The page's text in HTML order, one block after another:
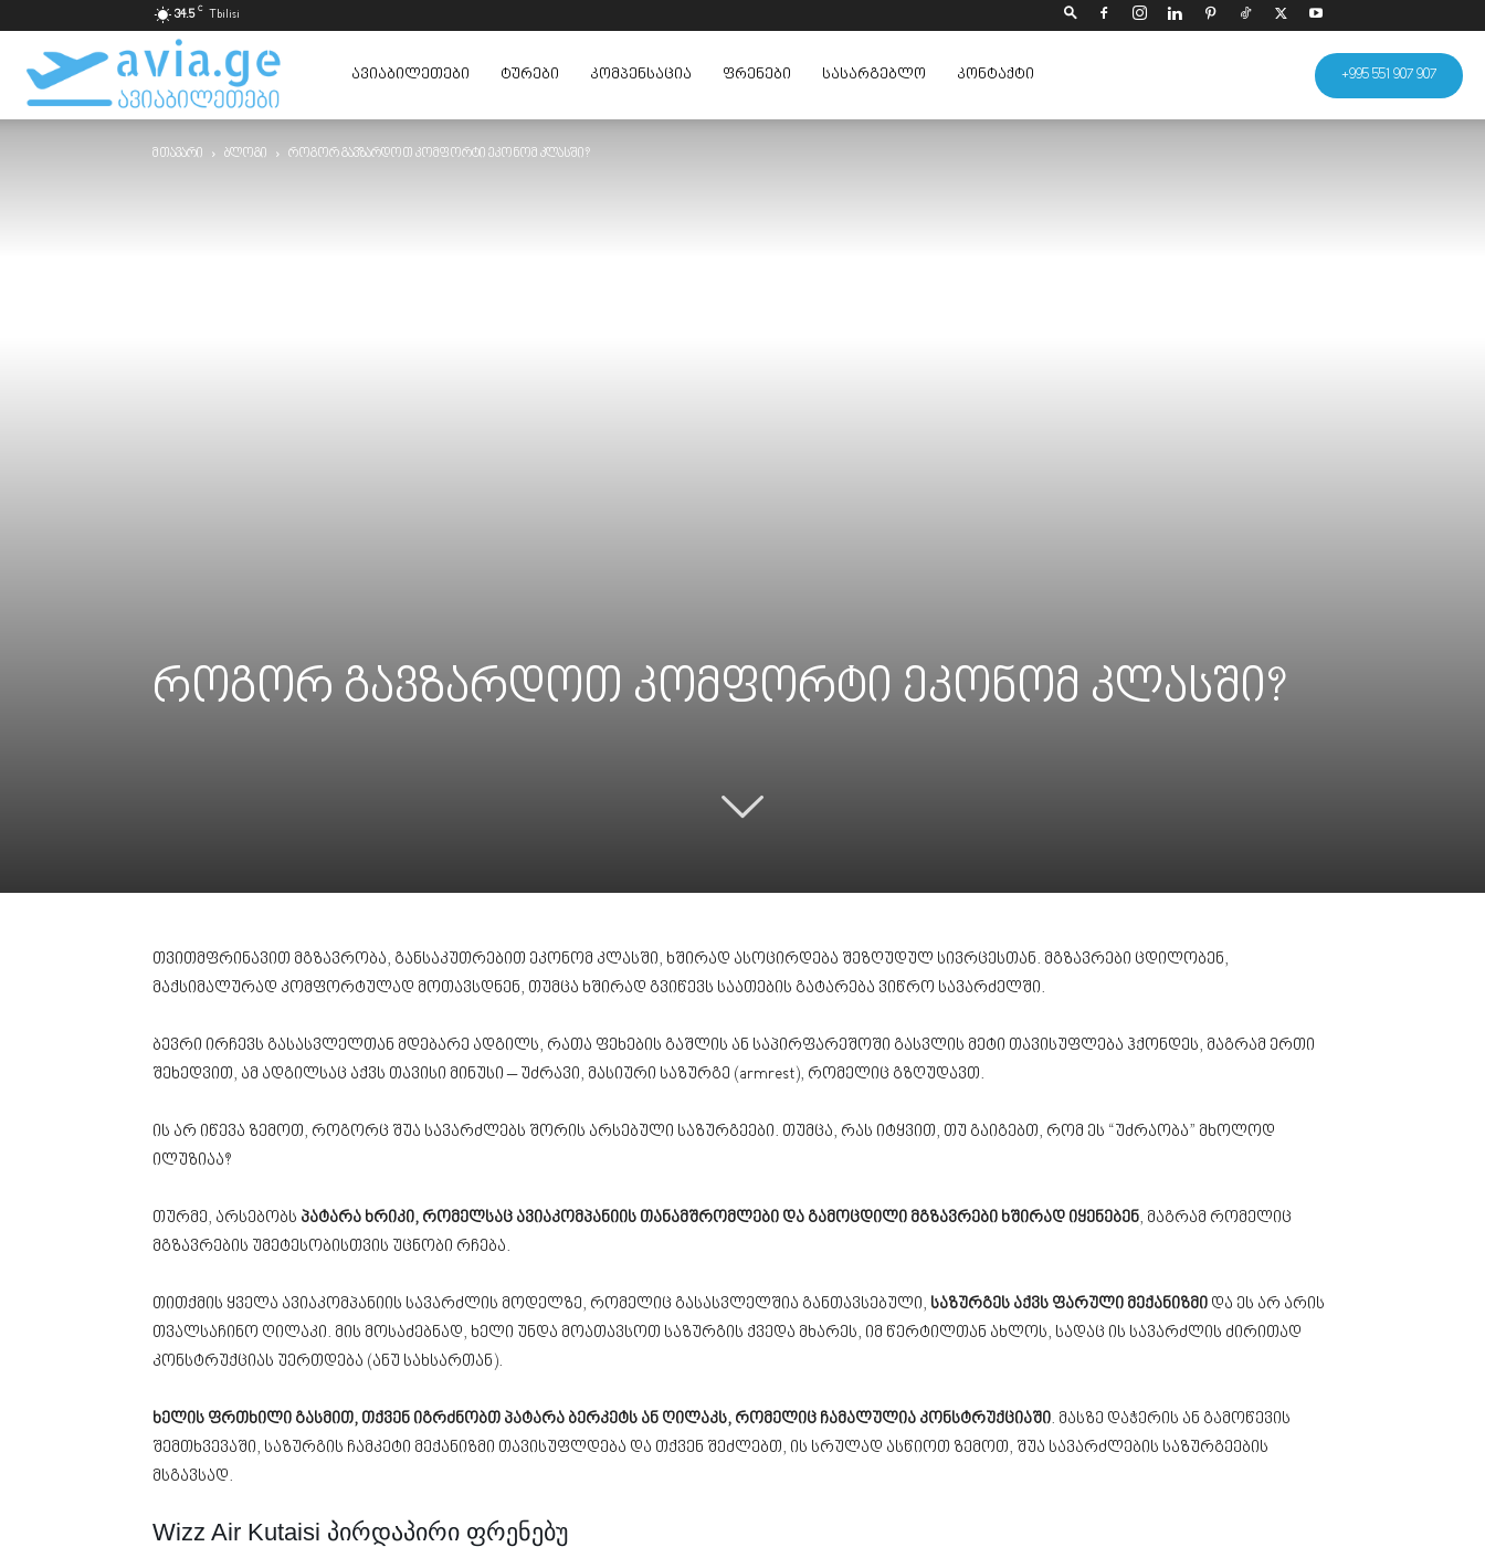
34.5 C Tbilisi
+995 551 907 907
ავიაბილეთები
ყველაზე
ᲐᲕᲘᲐᲑᲘᲚᲔᲗᲔᲑᲘ ᲢᲣᲠᲔᲑᲘ ᲙᲝᲛᲞᲔᲜᲡᲐᲪᲘᲐ ᲤᲠᲔᲜᲔᲑᲘ ᲡᲐᲡᲐᲠᲒᲔᲑᲚᲝ ᲙᲝᲜᲢᲐᲥᲢᲘ
მთავარი ბლოგი როგორ გავზარდოთ კომფორტი ეკონომ კლასში?
როგორ გავზარდოთ კომფორტი ეკონომ კლასში?
თვითმფრინავით მგზავრობა, განსაკუთრებით ეკონომ კლასში, ხშირად ასოცირდება შეზღუდულ სივრცესთან. მგზავრები ცდილობენ,
მაქსიმალურად კომფორტულად მოთავსდნენ, თუმცა ხშირად გვიწევს საათების გატარება ვიწრო სავარძელში.
ბევრი ირჩევს გასასვლელთან მდებარე ადგილს, რათა ფეხების გაშლის ან საპირფარეშოში გასვლის მეტი თავისუფლება ჰქონდეს, მაგრამ ერთი
შეხედვით, ამ ადგილსაც აქვს თავისი მინუსი – უძრავი, მასიური საზურგე (armrest), რომელიც გზღუდავთ.
ის არ იწევა ზემოთ, როგორც შუა სავარძლებს შორის არსებული საზურგეები. თუმცა, რას იტყვით, თუ გაიგებთ, რომ ეს “უძრაობა” მხოლოდ
ილუზიაა?
თურმე, არსებობს პატარა ხრიკი, რომელსაც ავიაკომპანიის თანამშრომლები და გამოცდილი მგზავრები ხშირად იყენებენ, მაგრამ რომელიც
მგზავრების უმეტესობისთვის უცნობი რჩება.
თითქმის ყველა ავიაკომპანიის სავარძლის მოდელზე, რომელიც გასასვლელშია განთავსებული, საზურგეს აქვს ფარული მექანიზმი და ეს არ არის
თვალსაჩინო ღილაკი. მის მოსაძებნად, ხელი უნდა მოათავსოთ საზურგის ქვედა მხარეს, იმ წერტილთან ახლოს, სადაც ის სავარძლის ძირითად
კონსტრუქციას უერთდება (ანუ სახსართან).
ხელის ფრთხილი გასმით, თქვენ იგრძნობთ პატარა ბერკეტს ან ღილაკს, რომელიც ჩამალულია კონსტრუქციაში. მასზე დაჭერის ან გამოწევის
შემთხვევაში, საზურგის ჩამკეტი მექანიზმი თავისუფლდება და თქვენ შეძლებთ, ის სრულად ასწიოთ ზემოთ, შუა სავარძლების საზურგეების
მსგავსად.
Wizz Air Kutaisi პირდაპირი ფრენებუ